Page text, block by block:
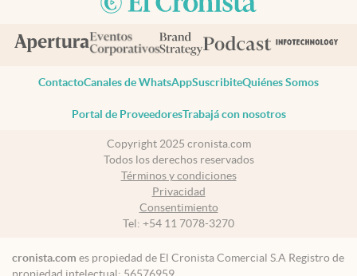
ContactoCanales de WhatsAppSuscribiteQuiénes Somos
Portal de ProveedoresTrabajá con nosotros
Copyright 2025 cronista.com
Todos los derechos reservados
Términos y condiciones
Privacidad
Consentimiento
Tel: +54 11 7078-3270
cronista.com es propiedad de El Cronista Comercial S.A Registro de